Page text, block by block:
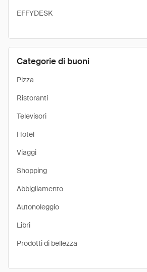
EFFYDESK
Categorie di buoni
Pizza
Ristoranti
Televisori
Hotel
Viaggi
Shopping
Abbigliamento
Autonoleggio
Libri
Prodotti di bellezza